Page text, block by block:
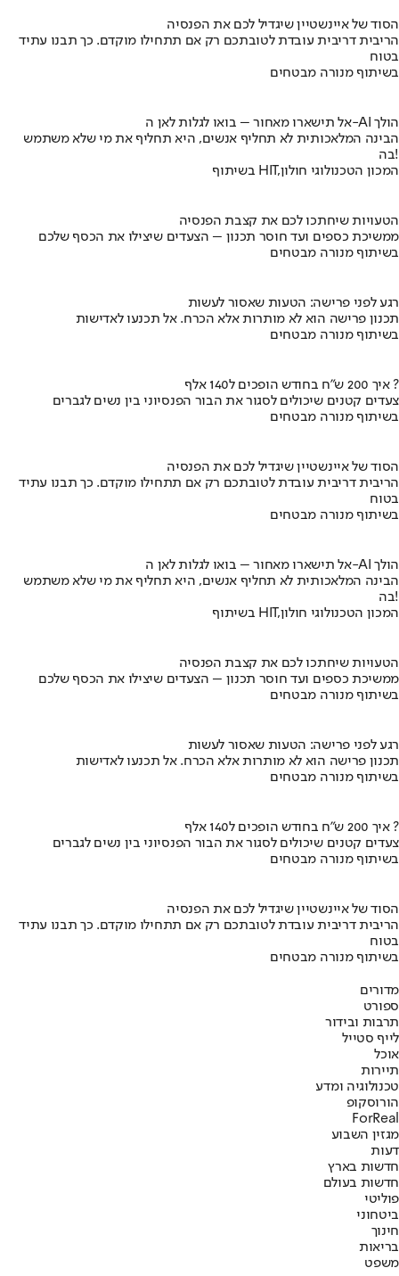
הסוד של איינשטיין שיגדיל לכם את הפנסיה
הריבית דריבית עובדת לטובתכם רק אם תתחילו מוקדם. כך תבנו עתיד
בטוח
בשיתוף מנורה מבטחים
אל תישארו מאחור – בואו לגלות לאן ה-AI הולך
הבינה המלאכותית לא תחליף אנשים, היא תחליף את מי שלא משתמש
בה!
בשיתוף HIT,המכון הטכנולוגי חולון
הטעויות שיחתכו לכם את קצבת הפנסיה
ממשיכת כספים ועד חוסר תכנון – הצעדים שיצילו את הכסף שלכם
בשיתוף מנורה מבטחים
רגע לפני פרישה: הטעות שאסור לעשות
תכנון פרישה הוא לא מותרות אלא הכרח. אל תכנעו לאדישות
בשיתוף מנורה מבטחים
איך 200 ש"ח בחודש הופכים ל140 אלף ?
צעדים קטנים שיכולים לסגור את הבור הפנסיוני בין נשים לגברים
בשיתוף מנורה מבטחים
הסוד של איינשטיין שיגדיל לכם את הפנסיה
הריבית דריבית עובדת לטובתכם רק אם תתחילו מוקדם. כך תבנו עתיד
בטוח
בשיתוף מנורה מבטחים
אל תישארו מאחור – בואו לגלות לאן ה-AI הולך
הבינה המלאכותית לא תחליף אנשים, היא תחליף את מי שלא משתמש
בה!
בשיתוף HIT,המכון הטכנולוגי חולון
הטעויות שיחתכו לכם את קצבת הפנסיה
ממשיכת כספים ועד חוסר תכנון – הצעדים שיצילו את הכסף שלכם
בשיתוף מנורה מבטחים
רגע לפני פרישה: הטעות שאסור לעשות
תכנון פרישה הוא לא מותרות אלא הכרח. אל תכנעו לאדישות
בשיתוף מנורה מבטחים
איך 200 ש"ח בחודש הופכים ל140 אלף ?
צעדים קטנים שיכולים לסגור את הבור הפנסיוני בין נשים לגברים
בשיתוף מנורה מבטחים
הסוד של איינשטיין שיגדיל לכם את הפנסיה
הריבית דריבית עובדת לטובתכם רק אם תתחילו מוקדם. כך תבנו עתיד
בטוח
בשיתוף מנורה מבטחים
מדורים
ספורט
תרבות ובידור
לייף סטייל
אוכל
תיירות
טכנולוגיה ומדע
הורוסקופ
ForReal
מגזין השבוע
דעות
חדשות בארץ
חדשות בעולם
פוליטי
ביטחוני
חינוך
בריאות
משפט